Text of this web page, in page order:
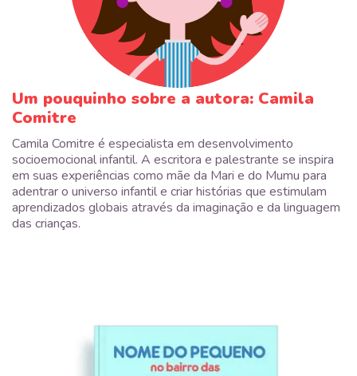
Um pouquinho sobre a autora: Camila
Comitre
Camila Comitre é especialista em desenvolvimento
socioemocional infantil. A escritora e palestrante se inspira
em suas experiências como mãe da Mari e do Mumu para
adentrar o universo infantil e criar histórias que estimulam
aprendizados globais através da imaginação e da linguagem
das crianças.